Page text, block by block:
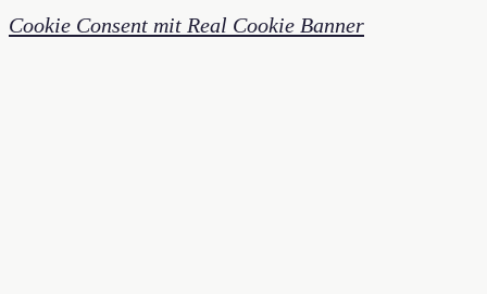
Cookie Consent mit Real Cookie Banner